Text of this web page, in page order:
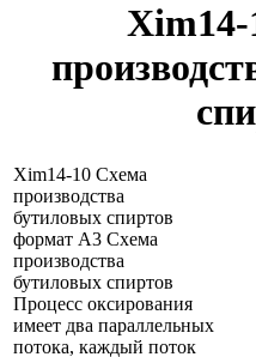
Xim14-10 Схема
производства
бутиловых спиртов
формат А3 Схема
производства
бутиловых спиртов
Процесс оксирования
имеет два параллельных
потока, каждый поток